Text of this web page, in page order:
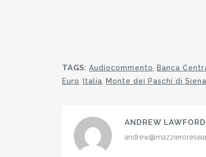
TAGS: Audiocommento, Banca
Euro, Italia, Monte dei Paschi di Siena
ANDREW LAWFORD